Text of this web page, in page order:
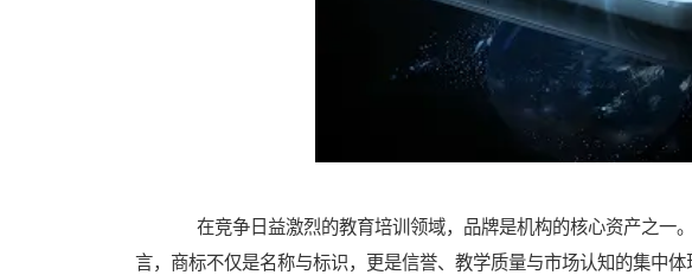
在竞争日益激烈的教育培训领域，品牌是机构的核心资产之一
言，商标不仅是名称与标识，更是信誉、教学质量与市场认知的集中